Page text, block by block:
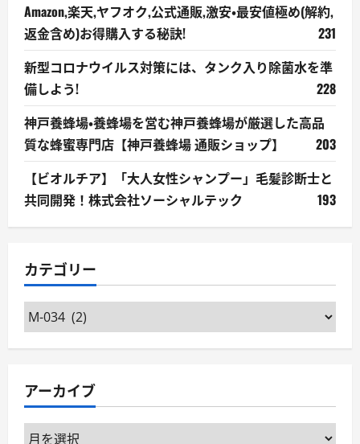
Amazon,楽天,ヤフオク,公式通販,激安・最安値極め(解約,
返金含め)お得購入する秘訣!
231
新型コロナウイルス対策には、タンク入り除菌水を準
備しよう!
228
神戸養蜂場・養蜂場を営む神戸養蜂場が厳選した高品
質な蜂蜜専門店【神戸養蜂場 通販ショップ】
203
【ビオルチア】「大人女性シャンプー」毛髪診断士と
共同開発！株式会社ソーシャルテック
193
カテゴリー
カ
テ
ゴ
ー
アーカイブ
ア